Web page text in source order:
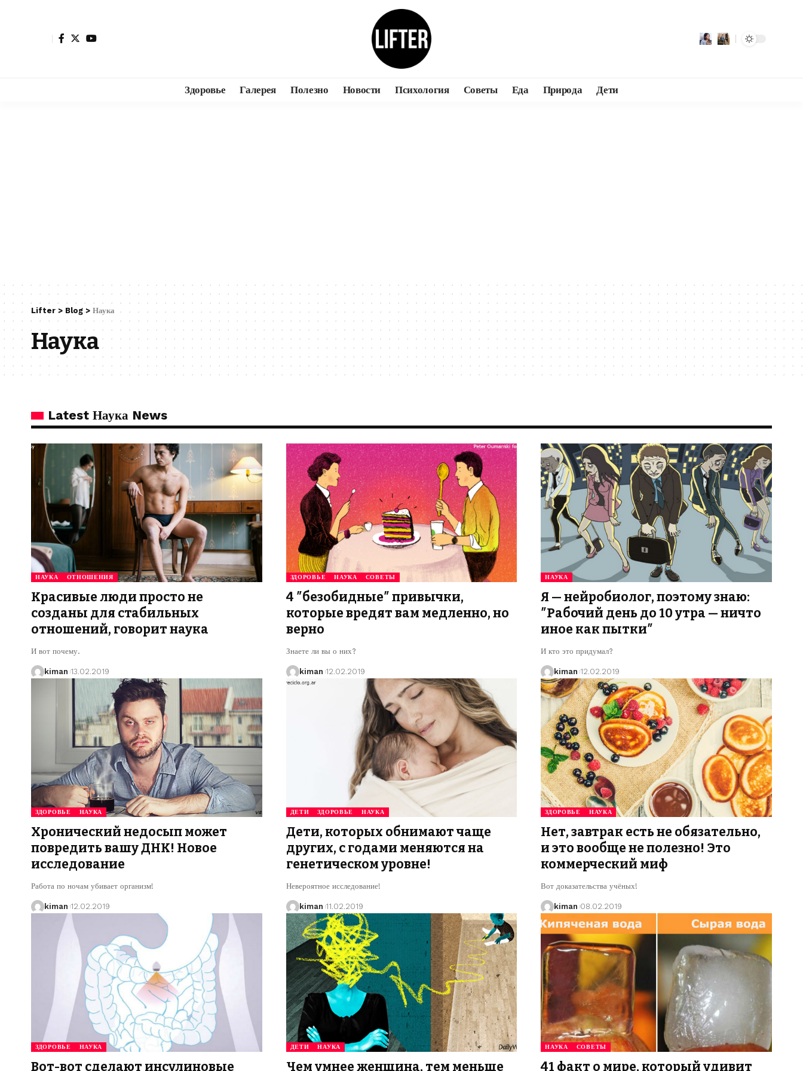
Здоровье Галерея Полезно Новости Психология Советы Еда Природа Дети
Lifter > Blog> Наука
Наука
Latest Наука News
НАУКА ОТНОШЕНИЯ
Красивые люди просто не
созданы для стабильных
отношений, говорит наука
И вот почему.
kiman 13.02.2019
ЗДОРОВЬЕ НАУКА СОВЕТЫ
4 ″безобидные″ привычки,
которые вредят вам медленно, но
верно
Знаете ли вы о них?
kiman 12.02.2019
НАУКА
Я — нейробиолог, поэтому знаю:
″Рабочий день до 10 утра — ничто
иное как пытки″
И кто это придумал?
kiman 12.02.2019
ЗДОРОВЬЕ НАУКА
Хронический недосып может
повредить вашу ДНК! Новое
исследование
Работа по ночам убивает организм!
kiman 12.02.2019
ДЕТИ ЗДОРОВЬЕ НАУКА
Дети, которых обнимают чаще
других, с годами меняются на
генетическом уровне!
Невероятное исследование!
kiman 11.02.2019
ЗДОРОВЬЕ НАУКА
Нет, завтрак есть не обязательно,
и это вообще не полезно! Это
коммерческий миф
Вот доказательства учёных!
kiman 08.02.2019
ЗДОРОВЬЕ НАУКА
Вот-вот сделают инсулиновые
ДЕТИ НАУКА
Чем умнее женщина, тем меньше
НАУКА СОВЕТЫ
41 факт о мире, который удивит